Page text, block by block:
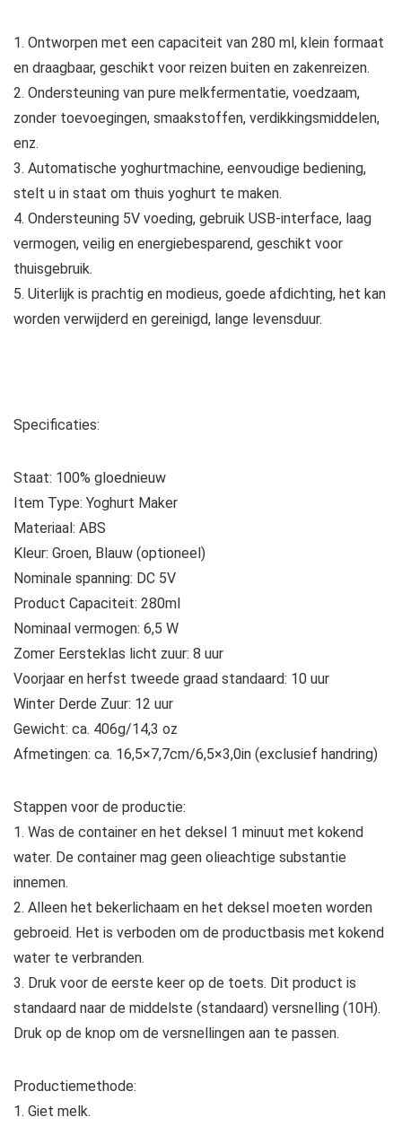
1. Ontworpen met een capaciteit van 280 ml, klein formaat
en draagbaar, geschikt voor reizen buiten en zakenreizen.
2. Ondersteuning van pure melkfermentatie, voedzaam,
zonder toevoegingen, smaakstoffen, verdikkingsmiddelen,
enz.
3. Automatische yoghurtmachine, eenvoudige bediening,
stelt u in staat om thuis yoghurt te maken.
4. Ondersteuning 5V voeding, gebruik USB-interface, laag
vermogen, veilig en energiebesparend, geschikt voor
thuisgebruik.
5. Uiterlijk is prachtig en modieus, goede afdichting, het kan
worden verwijderd en gereinigd, lange levensduur.
Specificaties:
Staat: 100% gloednieuw
Item Type: Yoghurt Maker
Materiaal: ABS
Kleur: Groen, Blauw (optioneel)
Nominale spanning: DC 5V
Product Capaciteit: 280ml
Nominaal vermogen: 6,5 W
Zomer Eersteklas licht zuur: 8 uur
Voorjaar en herfst tweede graad standaard: 10 uur
Winter Derde Zuur: 12 uur
Gewicht: ca. 406g/14,3 oz
Afmetingen: ca. 16,5×7,7cm/6,5×3,0in (exclusief handring)
Stappen voor de productie:
1. Was de container en het deksel 1 minuut met kokend
water. De container mag geen olieachtige substantie
innemen.
2. Alleen het bekerlichaam en het deksel moeten worden
gebroeid. Het is verboden om de productbasis met kokend
water te verbranden.
3. Druk voor de eerste keer op de toets. Dit product is
standaard naar de middelste (standaard) versnelling (10H).
Druk op de knop om de versnellingen aan te passen.
Productiemethode:
1. Giet melk.